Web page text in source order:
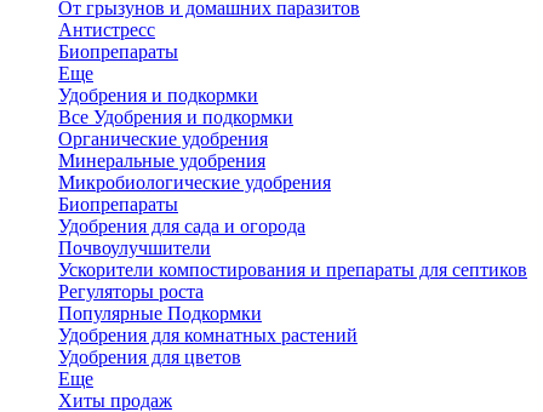
От грызунов и домашних паразитов
Антистресс
Биопрепараты
Еще
Удобрения и подкормки
Все Удобрения и подкормки
Органические удобрения
Минеральные удобрения
Микробиологические удобрения
Биопрепараты
Удобрения для сада и огорода
Почвоулучшители
Ускорители компостирования и препараты для септиков
Регуляторы роста
Популярные Подкормки
Удобрения для комнатных растений
Удобрения для цветов
Еще
Хиты продаж